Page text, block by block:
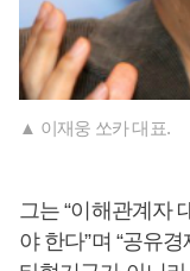
▲ 이재웅 쏘카 대표.
그는 “이해관계자
야 한다”며 “공유